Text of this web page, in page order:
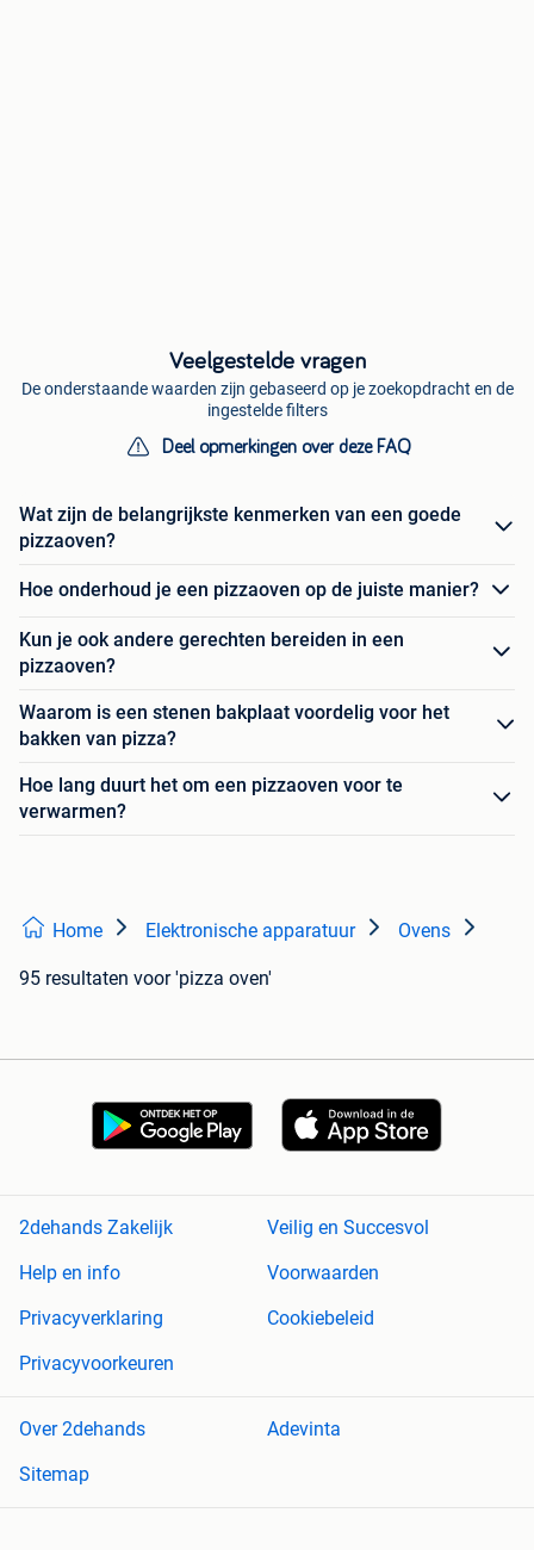
Veelgestelde vragen
De onderstaande waarden zijn gebaseerd op je zoekopdracht en de
ingestelde filters
Deel opmerkingen over deze FAQ
Wat zijn de belangrijkste kenmerken van een goede
pizzaoven?
Hoe onderhoud je een pizzaoven op de juiste manier?
Kun je ook andere gerechten bereiden in een
pizzaoven?
Waarom is een stenen bakplaat voordelig voor het
bakken van pizza?
Hoe lang duurt het om een pizzaoven voor te
verwarmen?
Home Elektronische apparatuur Ovens
95 resultaten voor 'pizza oven'
2dehands Zakelijk
Veilig en Succesvol
Help en info
Voorwaarden
Privacyverklaring
Cookiebeleid
Privacyvoorkeuren
Over 2dehands
Adevinta
Sitemap